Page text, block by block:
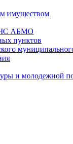
имуществом
ЧС АБМО
пунктов
и молодежной